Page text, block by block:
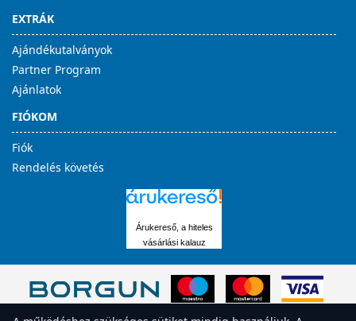
EXTRÁK
Ajándékutalványok
Partner Program
Ajánlatok
FIÓKOM
Fiók
Rendelés követés
Árukereső, a hiteles
vásárlási kalauz